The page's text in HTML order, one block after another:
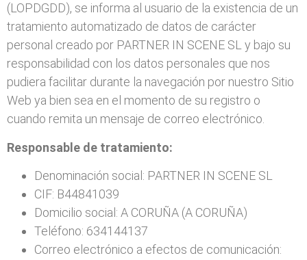
(LOPDGDD), se informa al usuario de la existencia de un
tratamiento automatizado de datos de carácter
personal creado por PARTNER IN SCENE SL y bajo su
responsabilidad con los datos personales que nos
pudiera facilitar durante la navegación por nuestro Sitio
Web ya bien sea en el momento de su registro o
cuando remita un mensaje de correo electrónico.
Responsable de tratamiento:
Denominación social: PARTNER IN SCENE SL
CIF: B44841039
Domicilio social: A CORUÑA (A CORUÑA)
Teléfono: 634144137
Correo electrónico a efectos de comunicación: